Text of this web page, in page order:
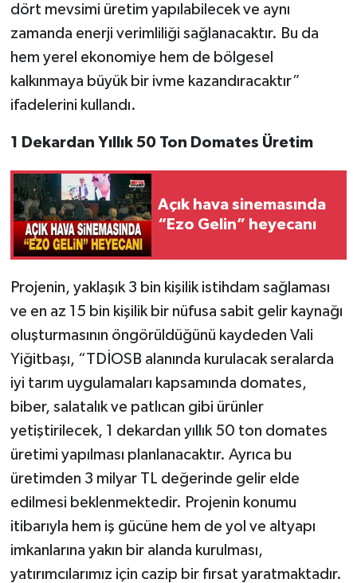
dört mevsimi üretim yapılabilecek ve aynı
zamanda enerji verimliliği sağlanacaktır. Bu da
hem yerel ekonomiye hem de bölgesel
kalkınmaya büyük bir ivme kazandıracaktır”
ifadelerini kullandı.
1 Dekardan Yıllık 50 Ton Domates Üretim
Açık hava sinemasında
“Ezo Gelin” heyecanı
Projenin, yaklaşık 3 bin kişilik istihdam sağlaması
ve en az 15 bin kişilik bir nüfusa sabit gelir kaynağı
oluşturmasının öngörüldüğünü kaydeden Vali
Yiğitbaşı, “TDİOSB alanında kurulacak seralarda
iyi tarım uygulamaları kapsamında domates,
biber, salatalık ve patlıcan gibi ürünler
yetiştirilecek, 1 dekardan yıllık 50 ton domates
üretimi yapılması planlanacaktır. Ayrıca bu
üretimden 3 milyar TL değerinde gelir elde
edilmesi beklenmektedir. Projenin konumu
itibarıyla hem iş gücüne hem de yol ve altyapı
imkanlarına yakın bir alanda kurulması,
yatırımcılarımız için cazip bir fırsat yaratmaktadır.